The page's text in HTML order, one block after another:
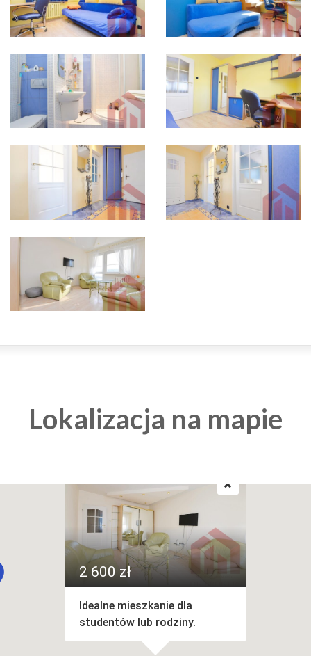
Lokalizacja na mapie
2 600 zł
Idealne mieszkanie dla
studentów lub rodziny.